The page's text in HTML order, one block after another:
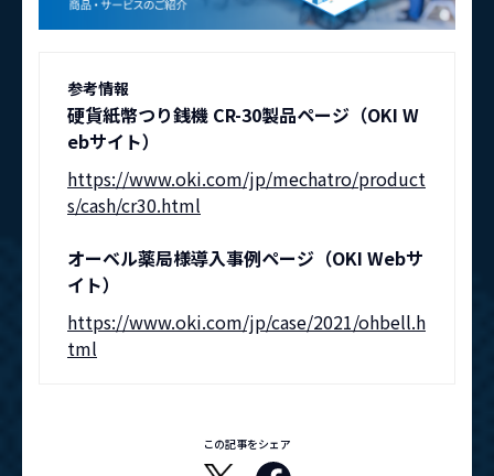
参考情報
硬貨紙幣つり銭機 CR-30製品ページ（OKI W
ebサイト）
https://www.oki.com/jp/mechatro/product
s/cash/cr30.html
オーベル薬局様導入事例ページ（OKI Webサ
イト）
https://www.oki.com/jp/case/2021/ohbell.h
tml
この記事をシェア